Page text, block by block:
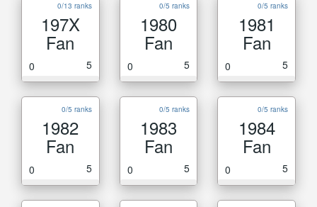
0/13 ranks
197X
Fan
0 5
0/5 ranks
1980
Fan
0 5
0/5 ranks
1981
Fan
0 5
0/5 ranks
1982
Fan
0 5
0/5 ranks
1983
Fan
0 5
0/5 ranks
1984
Fan
0 5